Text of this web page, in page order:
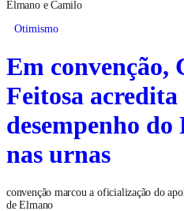
Elmano e Camilo
Otimismo
Em convenção,
Feitosa acredita
desempenho
nas urnas
convenção marcou a oficialização do
de Elmano